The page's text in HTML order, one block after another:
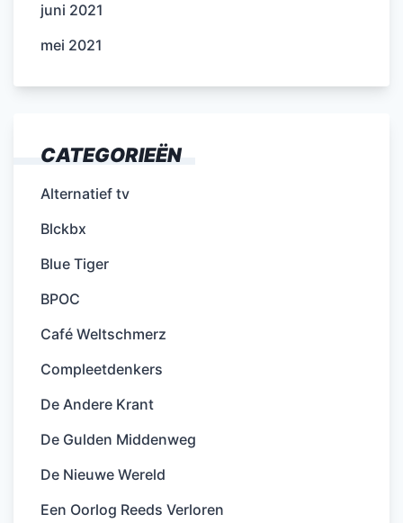
juni 2021
mei 2021
CATEGORIEËN
Alternatief tv
Blckbx
Blue Tiger
BPOC
Café Weltschmerz
Compleetdenkers
De Andere Krant
De Gulden Middenweg
De Nieuwe Wereld
Een Oorlog Reeds Verloren